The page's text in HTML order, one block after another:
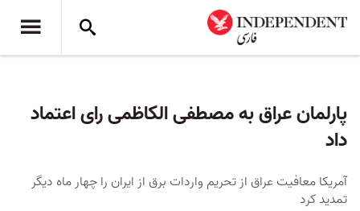
پارلمان عراق به مصطفی الکاظمی رای اعتماد
داد
آمریکا معافیت عراق از تحریم واردات برق از ایران را چهار ماه دیگر
تمدید کرد